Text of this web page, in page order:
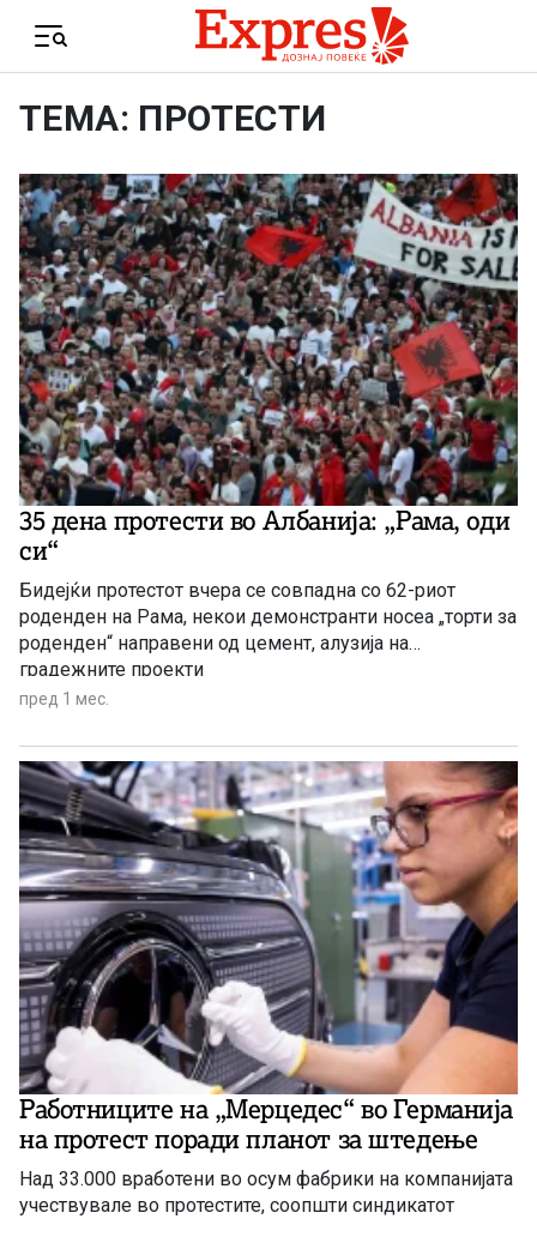
Menu
ТЕМА: ПРОТЕСТИ
35 дена протести во Албанија: „Рама, оди
си“
Бидејќи протестот вчера се совпадна со 62-риот
роденден на Рама, некои демонстранти носеа „торти за
роденден“ направени од цемент, алузија на
градежните проекти
пред 1 мес.
Работниците на „Мерцедес“ во Германија
на протест поради планот за штедење
Над 33.000 вработени во осум фабрики на компанијата
учествувале во протестите, соопшти синдикатот